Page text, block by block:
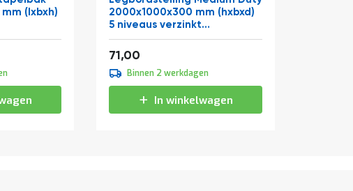
mm (lxbxh)
2000x1000x300 mm (hxbxd)
5 niveaus verzinkt
aanbouwsectie
Vanaf
71,00
Binnen 2 werkdagen
In winkelwagen